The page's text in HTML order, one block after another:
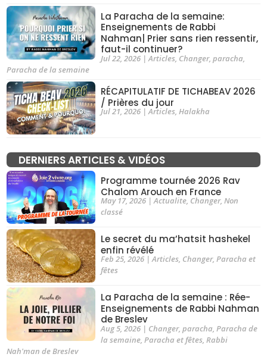
La Paracha de la semaine:
Enseignements de Rabbi
Nahman| Prier sans rien ressentir,
faut-il continuer?
Jul 22, 2026| Articles, Changer, paracha
Paracha de la semaine
RÉCAPITULATIF DE TICHABEAV 2026
/ Prières du jour
Jul 21, 2026|Articles, Halakha
DERNIERS ARTICLES & VIDÉOS
Programme tournée 2026 Rav
Chalom Arouch en France
May 17, 2026|Actualite, Changer, Non
classé
Le secret du ma’hatsit hashekel
enfin révélé
Feb 25, 2026|Articles, Changer, Paracha et
fêtes
La Paracha de la semaine : Rée-
Enseignements de Rabbi Nahman
de Breslev
Aug 5, 2026| Changer, paracha, Paracha de
la semaine, Paracha et fêtes, Rabbi
Nah'man de Breslev